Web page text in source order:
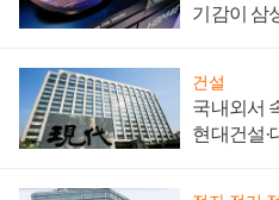
기감이 삼
건설
국내외서
현대건설·